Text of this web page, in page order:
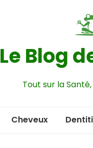
Le Blog
Tout sur la
Cheveux